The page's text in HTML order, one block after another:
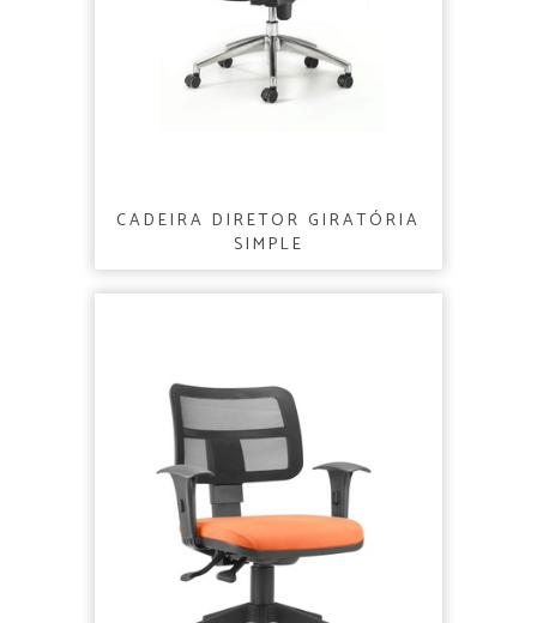
CADEIRA DIRETOR GIRATÓRIA
SIMPLE